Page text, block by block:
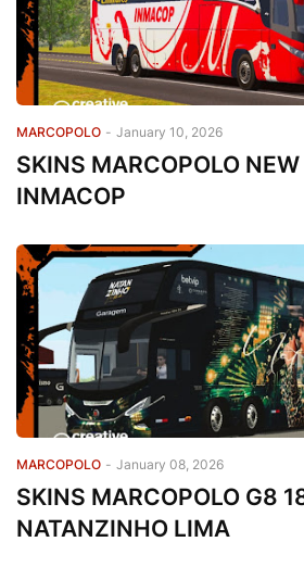
MARCOPOLO - January 10, 2026
SKINS MARCOPOLO
INMACOP
MARCOPOLO - January 08, 2026
SKINS MARCOPOLO G8
NATANZINHO LIMA